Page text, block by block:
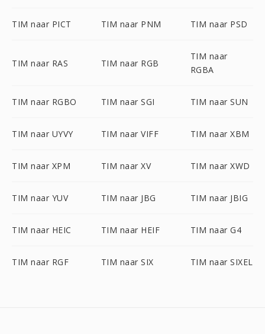
TIM naar PICT TIM naar PNM TIM naar PSD
TIM naar RAS TIM naar RGB
TIM naar
RGBA
TIM naar RGBO TIM naar SGI TIM naar SUN
TIM naar UYVY TIM naar VIFF TIM naar XBM
TIM naar XPM TIM naar XV TIM naar XWD
TIM naar YUV TIM naar JBG TIM naar JBIG
TIM naar HEIC TIM naar HEIF TIM naar G4
TIM naar RGF TIM naar SIX TIM naar SIXEL